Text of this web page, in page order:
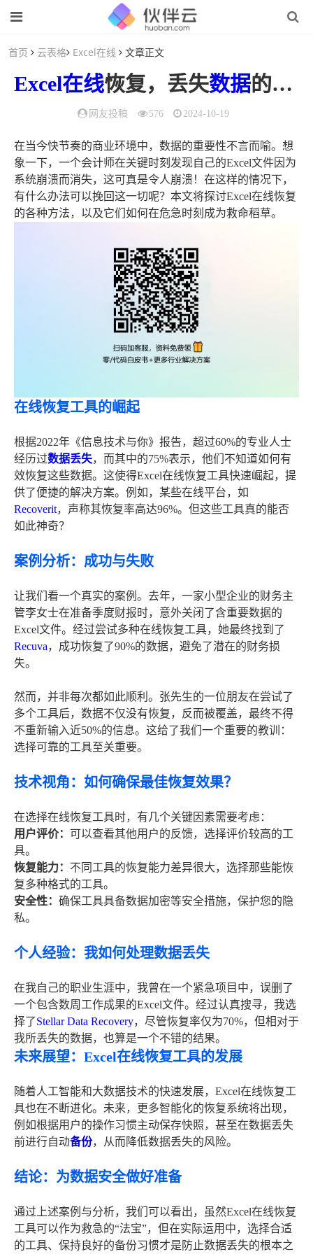
首页 云表格 Excel在线 文章正文
Excel在线恢复，丢失数据的终极救赎之道
网友投稿 576 2024-10-19
在当今快节奏的商业环境中，数据的重要性不言而喻。想
象一下，一个会计师在关键时刻发现自己的Excel文件因为
系统崩溃而消失，这可真是令人崩溃！在这样的情况下，
有什么办法可以挽回这一切呢？本文将探讨Excel在线恢复
的各种方法，以及它们如何在危急时刻成为救命稻草。
在线恢复工具的崛起
根据2022年《信息技术与你》报告，超过60%的专业人士
经历过数据丢失，而其中的75%表示，他们不知道如何有
效恢复这些数据。这使得Excel在线恢复工具快速崛起，提
供了便捷的解决方案。例如，某些在线平台，如
Recoverit，声称其恢复率高达96%。但这些工具真的能否
如此神奇？
案例分析：成功与失败
让我们看一个真实的案例。去年，一家小型企业的财务主
管李女士在准备季度财报时，意外关闭了含重要数据的
Excel文件。经过尝试多种在线恢复工具，她最终找到了
Recuva，成功恢复了90%的数据，避免了潜在的财务损
失。
然而，并非每次都如此顺利。张先生的一位朋友在尝试了
多个工具后，数据不仅没有恢复，反而被覆盖，最终不得
不重新输入近50%的信息。这给了我们一个重要的教训：
选择可靠的工具至关重要。
技术视角：如何确保最佳恢复效果？
在选择在线恢复工具时，有几个关键因素需要考虑：
用户评价： 可以查看其他用户的反馈，选择评价较高的工
具。
恢复能力： 不同工具的恢复能力差异很大，选择那些能恢
复多种格式的工具。
安全性： 确保工具具备数据加密等安全措施，保护您的隐
私。
个人经验：我如何处理数据丢失
在我自己的职业生涯中，我曾在一个紧急项目中，误删了
一个包含数周工作成果的Excel文件。经过认真搜寻，我选
择了Stellar Data Recovery，尽管恢复率仅为70%，但相对于
我所丢失的数据，也算是一个不错的结果。
未来展望：Excel在线恢复工具的发展
随着人工智能和大数据技术的快速发展，Excel在线恢复工
具也在不断进化。未来，更多智能化的恢复系统将出现，
例如根据用户的操作习惯主动保存快照，甚至在数据丢失
前进行自动备份，从而降低数据丢失的风险。
结论：为数据安全做好准备
通过上述案例与分析，我们可以看出，虽然Excel在线恢复
工具可以作为救急的“法宝”，但在实际运用中，选择合适
的工具、保持良好的备份习惯才是防止数据丢失的根本之